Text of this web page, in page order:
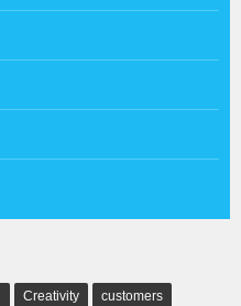
Creativity
customers